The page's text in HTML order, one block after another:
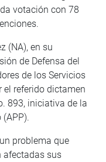
votación con 78
(NA), en su
de Defensa del
de los Servicios
el referido dictamen
893, iniciativa de la
problema que
afectadas sus